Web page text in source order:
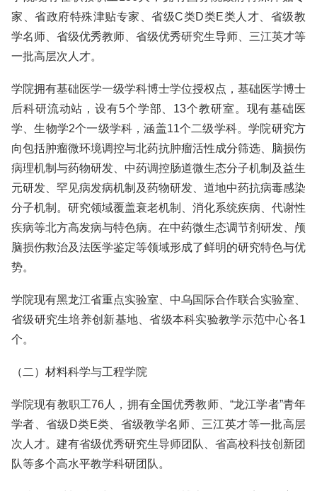
家、省政府特殊津贴专家、省级C类D类E类人才、省级教
学名师、省级优秀教师、省级优秀研究生导师、三江英才等
一批高层次人才。
学院拥有基础医学一级学科博士学位授权点，基础医学博士
后科研流动站，设有5个学部、13个教研室。现有基础医
学、生物学2个一级学科，涵盖11个二级学科。学院研究方
向包括肿瘤微环境调控与北药抗肿瘤活性成分筛选、脑损伤
病理机制与药物研发、中药调控肠道微生态分子机制及益生
元研发、罕见病发病机制及药物研发、道地中药抗病毒感染
分子机制。研究领域覆盖衰老机制、消化系统疾病、代谢性
疾病等北方高发病与特色病。在中药微生态调节剂研发、颅
脑损伤救治及法医学鉴定等领域形成了鲜明的研究特色与优
势。
学院现有黑龙江省重点实验室、中乌国际合作联合实验室、
省级研究生培养创新基地、省级本科实验教学示范中心各1
个。
（二）材料科学与工程学院
学院现有教职工76人，拥有全国优秀教师、“龙江学者”青年
学者、省级D类E类、省级教学名师、三江英才等一批高层
次人才。建有省级优秀研究生导师团队、省高校科技创新团
队等多个高水平教学科研团队。